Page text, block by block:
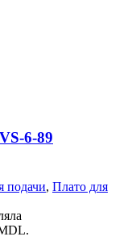
6-89
подачи, Плато для